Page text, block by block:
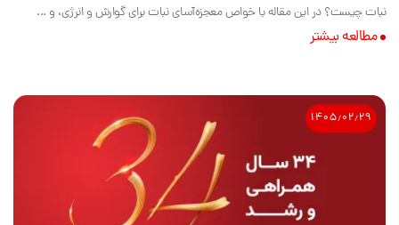
نبات چیست؟ در این مقاله با خواص معجزه‌آسای نبات برای گوارش و انرژی، و ...
مطالعه بیشتر
۱۴۰۵٫۰۲٫۲۹